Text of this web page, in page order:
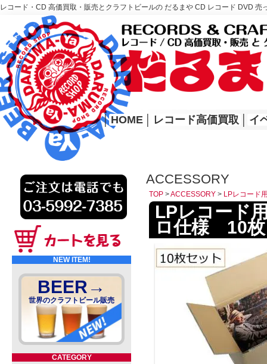
レコード・CD 高価買取・販売とクラフトビールの だるまや CD レコード DVD
レコード高価買取はこちら
HOME
│ HOME レコード高価買取 イ
NEW ITEM!
BEER→
世界のクラフトビール販売
CATEGORY
ACCESSORY
TOP >ACCESSORY > LPレコード
LPレコード
ロ仕様 10枚